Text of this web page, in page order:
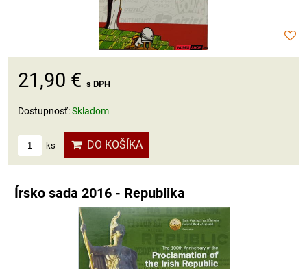
21,90 € s DPH
Dostupnosť:Skladom
ks DO KOŠÍKA
Írsko sada 2016 - Republika